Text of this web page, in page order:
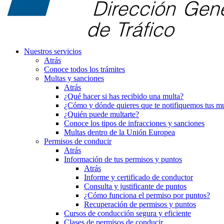
Nuestros servicios
Atrás
Conoce todos los trámites
Multas y sanciones
Atrás
¿Qué hacer si has recibido una multa?
¿Cómo y dónde quieres que te notifiquemos tus
¿Quién puede multarte?
Conoce los tipos de infracciones y sanciones
Multas dentro de la Unión Europea
Permisos de conducir
Atrás
Información de tus permisos y puntos
Atrás
Informe y certificado de conductor
Consulta y justificante de puntos
¿Cómo funciona el permiso por puntos?
Recuperación de permisos y puntos
Cursos de conducción segura y eficiente